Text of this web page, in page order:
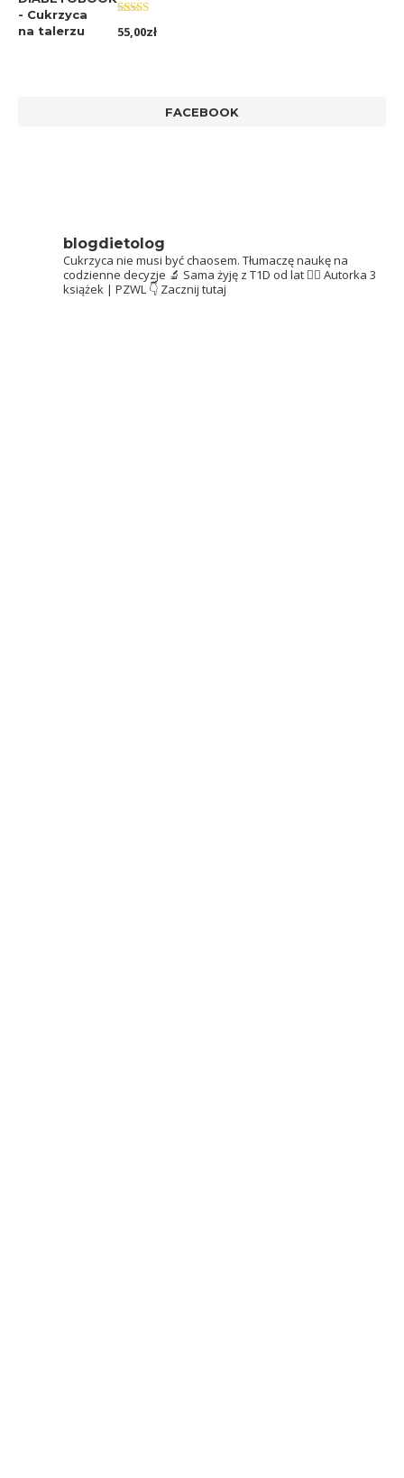
Oceniono
5.00na 5
55,00zł
FACEBOOK
blogdietolog
Cukrzyca nie musi być chaosem. Tłumaczę naukę na
codzienne decyzje 🔬 Sama żyję z T1D od lat 👩‍⚕️ Autorka 3
książek | PZWL 👇 Zacznij tutaj